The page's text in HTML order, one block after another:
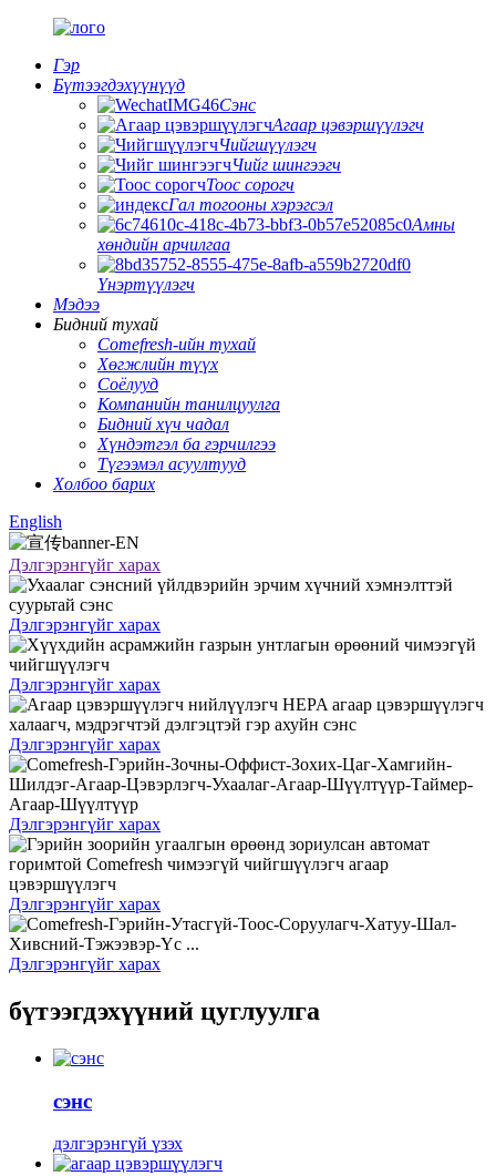
Гэр
Бүтээгдэхүүнүүд
Сэнс
Агаар цэвэршүүлэгч
Чийгшүүлэгч
Чийг шингээгч
Тоос сорогч
Гал тогооны хэрэгсэл
Амны
хөндийн арчилгаа
Үнэртүүлэгч
Мэдээ
Бидний тухай
Comefresh-ийн тухай
Хөгжлийн түүх
Соёлууд
Компанийн танилцуулга
Бидний хүч чадал
Хүндэтгэл ба гэрчилгээ
Түгээмэл асуултууд
Холбоо барих
English
Дэлгэрэнгүйг харах
Дэлгэрэнгүйг харах
Дэлгэрэнгүйг харах
Дэлгэрэнгүйг харах
Дэлгэрэнгүйг харах
Дэлгэрэнгүйг харах
Дэлгэрэнгүйг харах
бүтээгдэхүүний цуглуулга
сэнс
дэлгэрэнгүй үзэх